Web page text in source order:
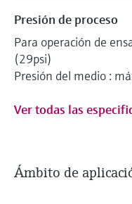
Presión de proceso
Para operación de
(29psi)
Presión del medio :
Ver todas las
Ámbito de